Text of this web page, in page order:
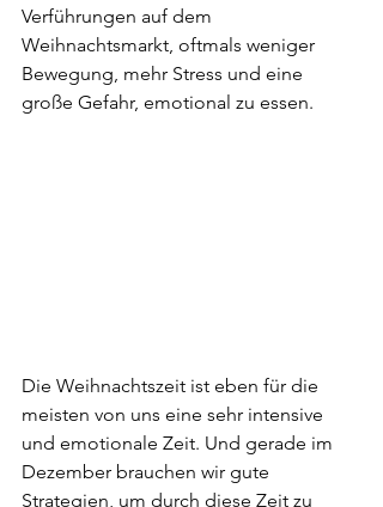
Verführungen auf dem
Weihnachtsmarkt, oftmals weniger
Bewegung, mehr Stress und eine
große Gefahr, emotional zu essen.
Die Weihnachtszeit ist eben für die
meisten von uns eine sehr intensive
und emotionale Zeit. Und gerade im
Dezember brauchen wir gute
Strategien, um durch diese Zeit zu